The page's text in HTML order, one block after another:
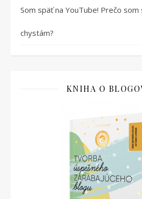
Som späť na YouTube! Prečo som
chystám?
KNIHA O